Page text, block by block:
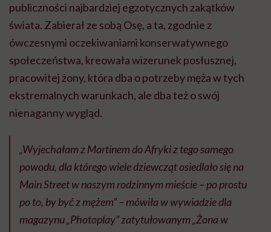
publiczności najbardziej egzotycznych zakątków
świata. Zabierał ze sobą Osę, a ta, zgodnie z
ówczesnymi oczekiwaniami konserwatywnego
społeczeństwa, kreowała wizerunek posłusznej,
pracowitej żony, która dba o potrzeby męża w tych
ekstremalnych warunkach, ale dba też o swój
nienaganny wygląd.
„Wyjechałam z Martinem do Afryki z tego samego
powodu, dla którego wiele dziewcząt osiedlało się na
Main Street w naszym rodzinnym mieście – po prostu
po to, by być z mężem”– mówiła w wywiadzie dla
magazynu „Photoplay” zatytułowanym „Żona w